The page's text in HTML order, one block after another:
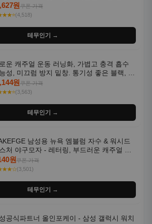
성 좋은 수분 흡수 반팔 운동복
원쿠폰 가격
(4,518)
테무인기 →
운 캐주얼 운동 러닝화, 가볍고 충격 흡수
성, 미끄럼 방지 밑창. 통기성 좋은 블랙, 화
, 퍼플 그라데이션 색상
원쿠폰 가격
(3,563)
테무인기 →
남성용 뉴욕 엠블럼 자수 & 워시드
처 야구모자 - 레터링, 부드러운 캐주얼 모
NYC 스타일
원쿠폰 가격
(3,501)
테무인기 →
공식파트너 올인포케이 - 삼성 갤럭시 워치